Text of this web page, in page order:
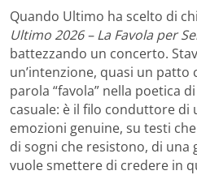
Quando Ultimo ha scelto di
Ultimo 2026 – La Favola per
battezzando un concerto.
un’intenzione, quasi un patto
parola “favola” nella poetica
casuale: è il filo conduttore
emozioni genuine, su testi
di sogni che resistono, di una
vuole smettere di credere in